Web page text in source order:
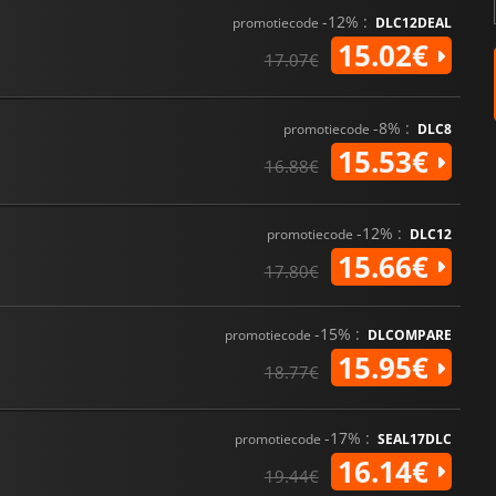
promotiecode -12% : DLC12DEAL
17.07€ 15.02€
promotiecode -8% : DLC8
16.88€ 15.53€
promotiecode -12% : DLC12
17.80€ 15.66€
promotiecode -15% : DLCOMPARE
18.77€ 15.95€
promotiecode -17% : SEAL17DLC
19.44€ 16.14€